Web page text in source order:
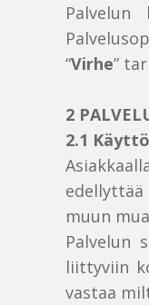
“Virhe”
2
2.1
muun
Palvelun
liittyviin
vastaa